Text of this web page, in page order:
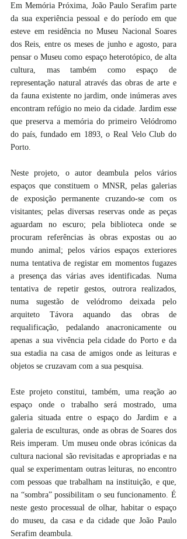
Em Memória Próxima, João Paulo Serafim parte
da sua experiência pessoal e do período em que
esteve em residência no Museu Nacional Soares
dos Reis, entre os meses de junho e agosto, para
pensar o Museu como espaço heterotópico, de alta
cultura, mas também como espaço de
representação natural através das obras de arte e
da fauna existente no jardim, onde inúmeras aves
encontram refúgio no meio da cidade. Jardim esse
que preserva a memória do primeiro Velódromo
do país, fundado em 1893, o Real Velo Club do
Porto.
Neste projeto, o autor deambula pelos vários
espaços que constituem o MNSR, pelas galerias
de exposição permanente cruzando-se com os
visitantes; pelas diversas reservas onde as peças
aguardam no escuro; pela biblioteca onde se
procuram referências às obras expostas ou ao
mundo animal; pelos vários espaços exteriores
numa tentativa de registar em momentos fugazes
a presença das várias aves identificadas. Numa
tentativa de repetir gestos, outrora realizados,
numa sugestão de velódromo deixada pelo
arquiteto Távora aquando das obras de
requalificação, pedalando anacronicamente ou
apenas a sua vivência pela cidade do Porto e da
sua estadia na casa de amigos onde as leituras e
objetos se cruzavam com a sua pesquisa.
Este projeto constitui, também, uma reação ao
espaço onde o trabalho será mostrado, uma
galeria situada entre o espaço do Jardim e a
galeria de esculturas, onde as obras de Soares dos
Reis imperam. Um museu onde obras icónicas da
cultura nacional são revisitadas e apropriadas e na
qual se experimentam outras leituras, no encontro
com pessoas que trabalham na instituição, e que,
na “sombra” possibilitam o seu funcionamento. É
neste gesto processual de olhar, habitar o espaço
do museu, da casa e da cidade que João Paulo
Serafim deambula.